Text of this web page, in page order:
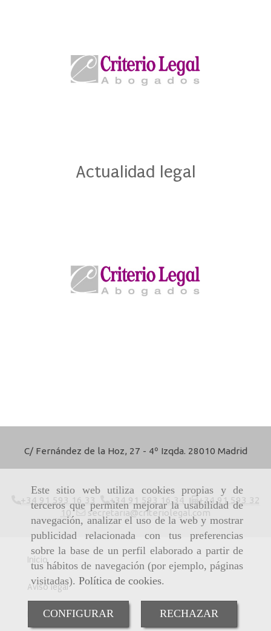
Este sitio web utiliza cookies propias y de
terceros que permiten mejorar la usabilidad de
navegación, analizar el uso de la web y mostrar
publicidad relacionada con tus preferencias
sobre la base de un perfil elaborado a partir de
tus hábitos de navegación (por ejemplo, páginas
visitadas). Política de cookies.
CONFIGURAR RECHAZAR
Actualidad legal
C/ Fernández de la Hoz, 27 - 4º Izqda. 28010 Madrid
+34 91 593 16 33 +34 91 593 16 34
+34 91 593 32
10
secretaria criteriolegal.com
Inicio
Aviso legal
Política de cookies